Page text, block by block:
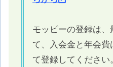
モッピーの登録は、
て、入会金と年会
て登録してください